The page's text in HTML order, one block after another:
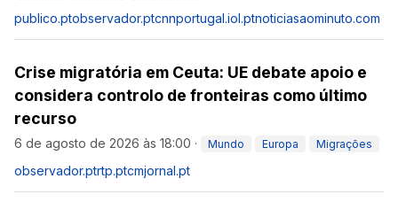
publico.ptobservador.ptcnnportugal.iol.ptnoticiasaominuto.com
Crise migratória em Ceuta: UE debate apoio e
considera controlo de fronteiras como último
recurso
6 de agosto de 2026 às 18:00 · Mundo Europa Migrações
observador.ptrtp.ptcmjornal.pt